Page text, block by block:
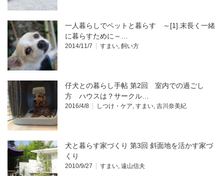
一人暮らしでペットと暮らす ～[1].末長く一緒
に暮らすために～…
2014/11/7 すまい 飼い方
仔犬との暮らし手帖 第2回 室内での過ごし
方 ハウスは？サークル…
2016/4/8 しつけ・ケア すまい 吉川奈美紀
犬と暮らす家づくり 第3回 斜面地を活かす家づ
くり
2010/9/27 すまい 遠山信夫